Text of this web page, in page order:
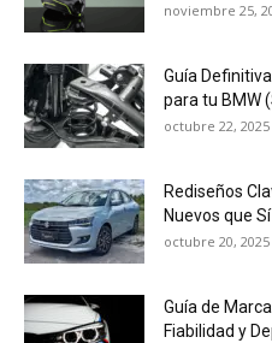
noviembre 25,
Guía
para tu BMW
octubre 22, 2025
Rediseños
Nuevos que
octubre 20, 2025
Guía de
Fiabilidad y